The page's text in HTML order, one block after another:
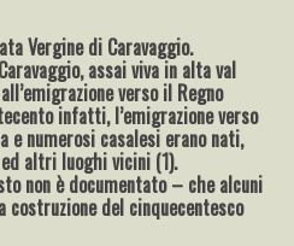
Vergine di Caravaggio.
assai viva in alta val
verso il Regno
infatti, l’emigrazione verso
e numerosi casalesi erano nati,
altri luoghi vicini (1).
non è documentato – che alcuni
costruzione del cinquecentesco